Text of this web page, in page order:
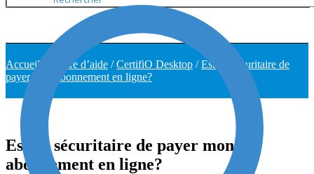
Accueil Centre d’aide /CertifiO Desktop /Est-ce sécuritaire de
payer mon abonnement en ligne?
Est-ce sécuritaire de payer mon
abonnement en ligne?